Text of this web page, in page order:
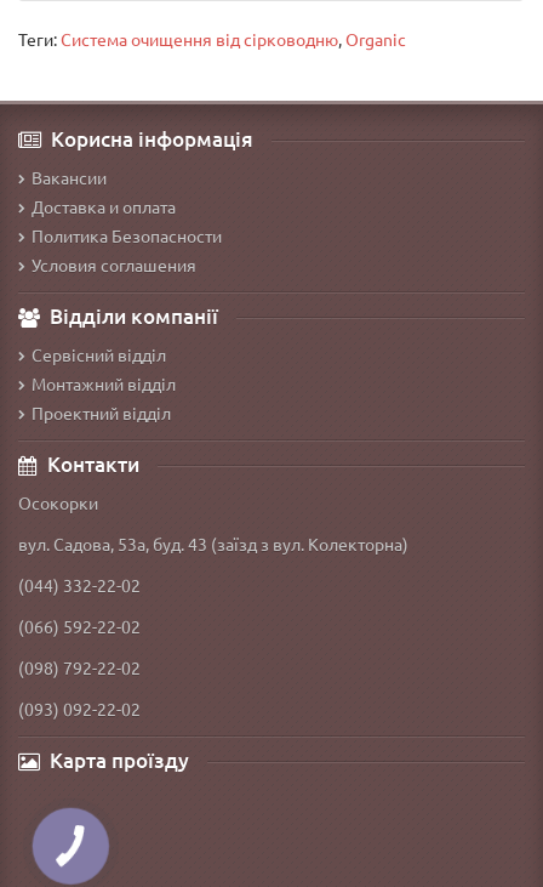
Теги:Система очищення від сірководню,Organic
Корисна інформація
Вакансии
Доставка и оплата
Политика Безопасности
Условия соглашения
Відділи компанії
Сервісний відділ
Монтажний відділ
Проектний відділ
Контакти
Осокорки
вул. Садова, 53а, буд. 43 (заїзд з вул. Колекторна)
(044) 332-22-02
(066) 592-22-02
(098) 792-22-02
(093) 092-22-02
Карта проїзду